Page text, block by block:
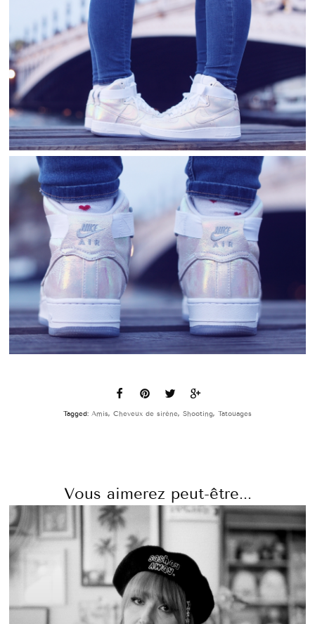
Tagged: Amis, Cheveux de sirène, Shooting, Tatouages
Vous aimerez peut-être...